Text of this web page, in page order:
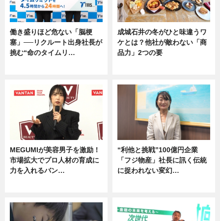
働き盛りほど危ない「脳梗
塞」──リクルート出身社長が
挑む“命のタイムリ…
成城石井の冬がひと味違うワ
ケとは？他社が敵わない「商
品力」2つの要
MEGUMIが美容男子を激励！
市場拡大でプロ人材の育成に
力を入れるバン…
“利他と挑戦”100億円企業
「フジ物産」社長に訊く伝統
に捉われない変幻…